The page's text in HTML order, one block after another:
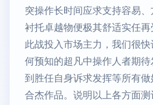
突操作长时间应求支持容易
衬托卓越物便极其舒适实任
此战投入市场主力，我们很
何预知的超凡中操作人者期
到胜任自身诉求发挥等所有
合杰作品。说明以上各方面